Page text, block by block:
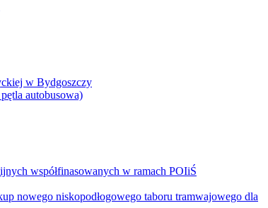
w Bydgoszczy
autobusowa)
współfinasowanych w ramach POIiŚ
nowego niskopodłogowego taboru tramwajowego dla